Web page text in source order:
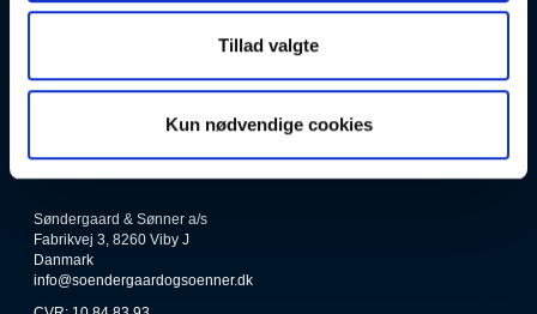
Tillad valgte
Kun nødvendige cookies
Fredag: 08:00-12:30
Kontakt
Søndergaard & Sønner a/s
Fabrikvej 3, 8260 Viby J
Danmark
info@soendergaardogsoenner.dk